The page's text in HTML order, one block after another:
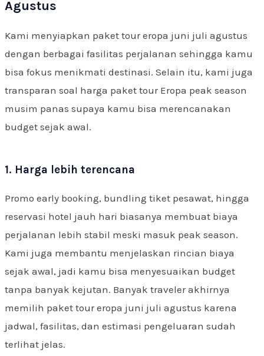
Agustus
Kami menyiapkan paket tour eropa juni juli agustus
dengan berbagai fasilitas perjalanan sehingga kamu
bisa fokus menikmati destinasi. Selain itu, kami juga
transparan soal harga paket tour Eropa peak season
musim panas supaya kamu bisa merencanakan
budget sejak awal.
1. Harga lebih terencana
Promo early booking, bundling tiket pesawat, hingga
reservasi hotel jauh hari biasanya membuat biaya
perjalanan lebih stabil meski masuk peak season.
Kami juga membantu menjelaskan rincian biaya
sejak awal, jadi kamu bisa menyesuaikan budget
tanpa banyak kejutan. Banyak traveler akhirnya
memilih paket tour eropa juni juli agustus karena
jadwal, fasilitas, dan estimasi pengeluaran sudah
terlihat jelas.